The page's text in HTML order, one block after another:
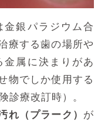
銀パラジウム合
療する歯の場所や
属に決まりがあ
物でしか使用する
診療改訂時）。
れ（プラーク） が